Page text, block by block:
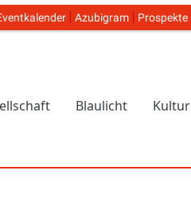
Azubigram Prospekte
Blaulicht Kultur